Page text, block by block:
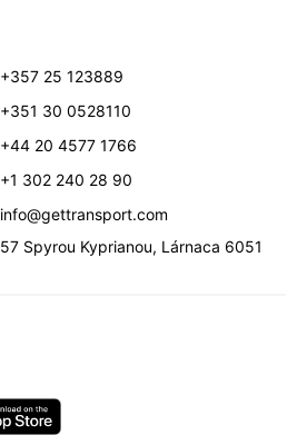
+357 25 123889
+351 30 0528110
+44 20 4577 1766
+1 302 240 28 90
info@gettransport.com
57 Spyrou Kyprianou, Lárnaca 6051